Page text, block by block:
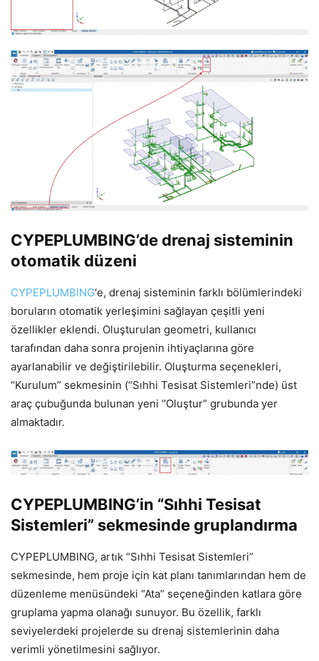
CYPEPLUMBING’de drenaj sisteminin
otomatik düzeni
CYPEPLUMBING‘e, drenaj sisteminin farklı bölümlerindeki
boruların otomatik yerleşimini sağlayan çeşitli yeni
özellikler eklendi. Oluşturulan geometri, kullanıcı
tarafından daha sonra projenin ihtiyaçlarına göre
ayarlanabilir ve değiştirilebilir. Oluşturma seçenekleri,
“Kurulum” sekmesinin (“Sıhhi Tesisat Sistemleri”nde) üst
araç çubuğunda bulunan yeni “Oluştur” grubunda yer
almaktadır.
CYPEPLUMBING’in “Sıhhi Tesisat
Sistemleri” sekmesinde gruplandırma
CYPEPLUMBING, artık “Sıhhi Tesisat Sistemleri”
sekmesinde, hem proje için kat planı tanımlarından hem de
düzenleme menüsündeki “Ata” seçeneğinden katlara göre
gruplama yapma olanağı sunuyor. Bu özellik, farklı
seviyelerdeki projelerde su drenaj sistemlerinin daha
verimli yönetilmesini sağlıyor.